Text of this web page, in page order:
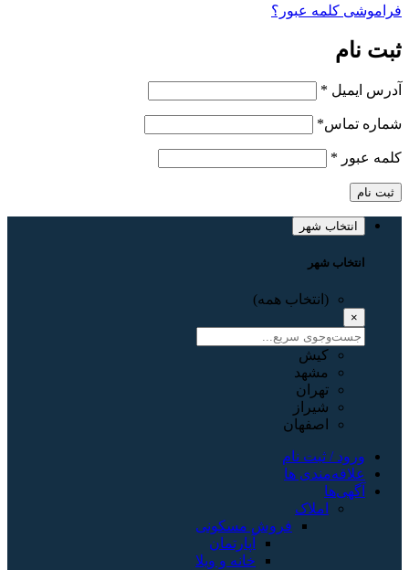
فراموشی کلمه عبور؟
ثبت نام
آدرس ایمیل *
شماره تماس*
کلمه عبور *
ثبت نام
انتخاب شهر
انتخاب شهر
(انتخاب همه)
×
کیش
مشهد
تهران
شیراز
اصفهان
ورود / ثبت نام
علاقه‌مندی ها
آگهی‌ها
املاک
فروش مسکونی
آپارتمان
خانه و ویلا